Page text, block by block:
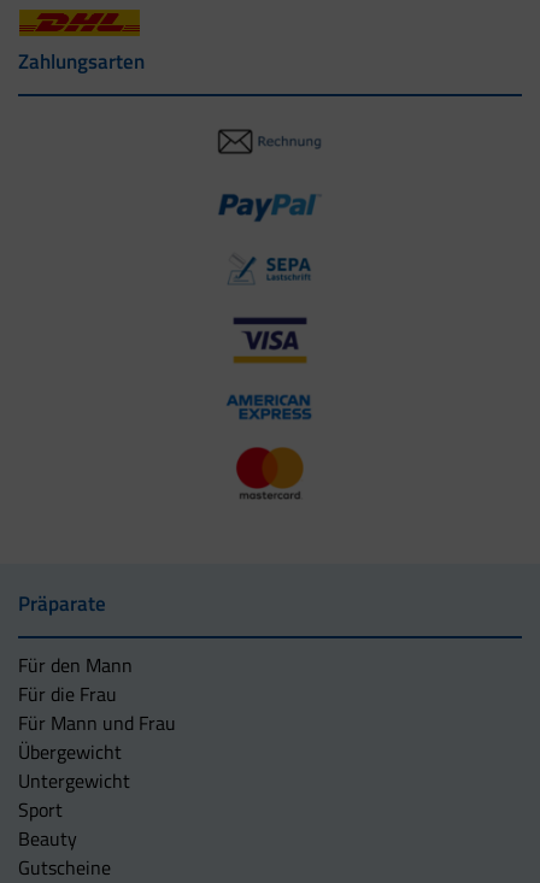
Zahlungsarten
Präparate
Für den Mann
Für die Frau
Für Mann und Frau
Übergewicht
Untergewicht
Sport
Beauty
Gutscheine